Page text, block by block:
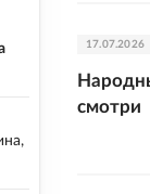
17.07.2026
смотри